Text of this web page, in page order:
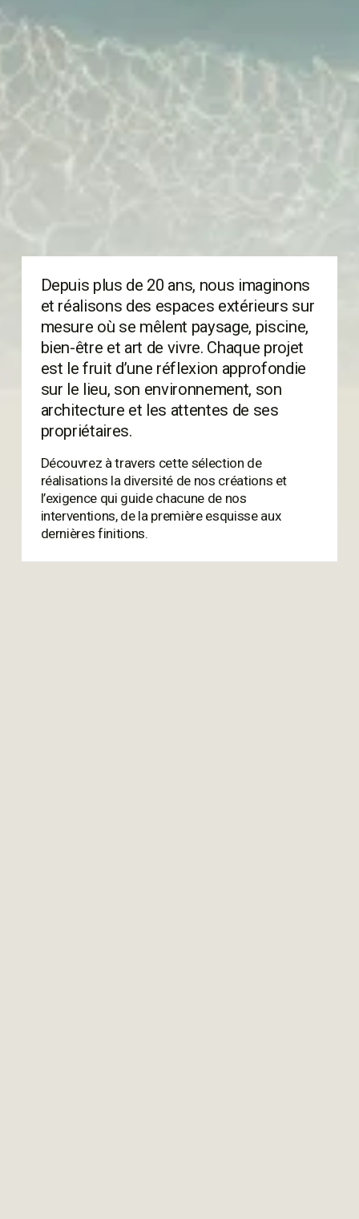
Depuis plus de 20 ans, nous imaginons
et réalisons des espaces extérieurs sur
mesure où se mêlent paysage, piscine,
bien-être et art de vivre. Chaque projet
est le fruit d’une réflexion approfondie
sur le lieu, son environnement, son
architecture et les attentes de ses
propriétaires.
Découvrez à travers cette sélection de
réalisations la diversité de nos créations et
l’exigence qui guide chacune de nos
interventions, de la première esquisse aux
dernières finitions.